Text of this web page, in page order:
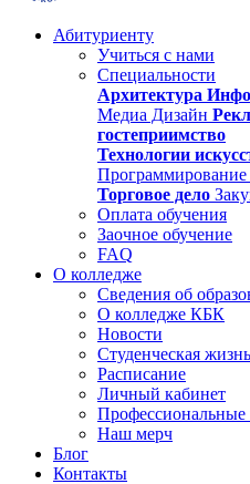
Абитуриенту
Учиться с нами
Специальности
Архитектура
Медиа Дизайн
гостеприимство
Технологии
Программирование
Торговое дело
Оплата обучения
Заочное обучение
FAQ
О колледже
Сведения об
О колледже КБК
Новости
Студенческая жизнь
Расписание
Личный кабинет
Профессиональные
Наш мерч
Блог
Контакты